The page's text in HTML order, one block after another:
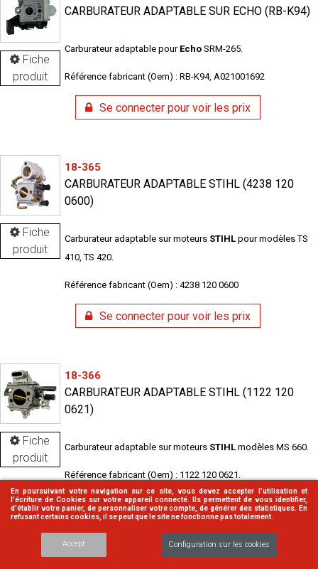
En poursuivant votre navigation sur ce site, vous devez accepter l’utilisation et
l'écriture de Cookies sur votre appareil connecté. Ils permettent de vous identifier,
d'établir votre panier, de personnaliser votre compte, de générer des statistiques. En
refusant certains cookies, il se peut que le site ne fonctionne pas totalement.
Accept Configuration sur les cookies
Fiche
produit
CARBURATEUR ADAPTABLE SUR ECHO (RB-K94)
Carburateur adaptable pour EchoSRM-265.
Référence fabricant (Oem) : RB-K94, A021001692
Se connecter pour voir les prix
Fiche
produit
18-365
CARBURATEUR ADAPTABLE STIHL (4238 120
0600)
Carburateur adaptable sur moteurs STIHLpour modèles TS
410, TS 420.
Référence fabricant (Oem) : 4238 120 0600
Se connecter pour voir les prix
Fiche
produit
18-366
CARBURATEUR ADAPTABLE STIHL (1122 120
0621)
Carburateur adaptable sur moteurs STIHLmodèles MS 660.
Référence fabricant (Oem) : 1122 120 0621.
Se connecter pour voir les prix